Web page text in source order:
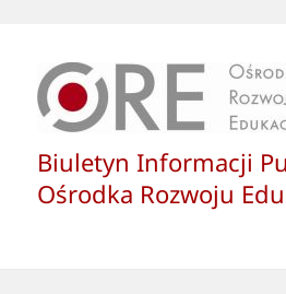
Biuletyn Informacji
Ośrodka Rozwoju